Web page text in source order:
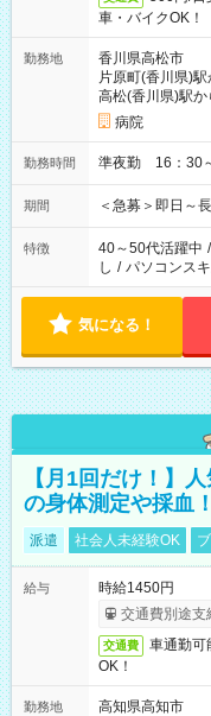
車・バイクOK！
勤務地
香川県高松市
片原町(香川県)
高松(香川県)駅
病院
勤務時間 準夜勤 16：30
期間 ＜急募＞即日～
特徴 40～50代活躍中 /
し / パソコンス
気になる！
【月1回だけ！】
の身体測定や採血
派遣 社会人未経験OK
給与
時給1450円
交通費別途支
交通費
車通勤
OK！
勤務地
高知県高知市